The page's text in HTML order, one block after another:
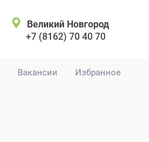
Вакансии Избранное
Великий Новгород
+7 (8162) 70 40 70